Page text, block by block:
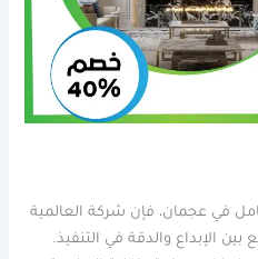
في عجمان، فإن شركة العالمية
الإبداع والدقة في التنفيذ.